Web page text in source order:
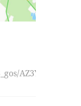
AZ3YIUjyTiY
13 апреля, 15:45